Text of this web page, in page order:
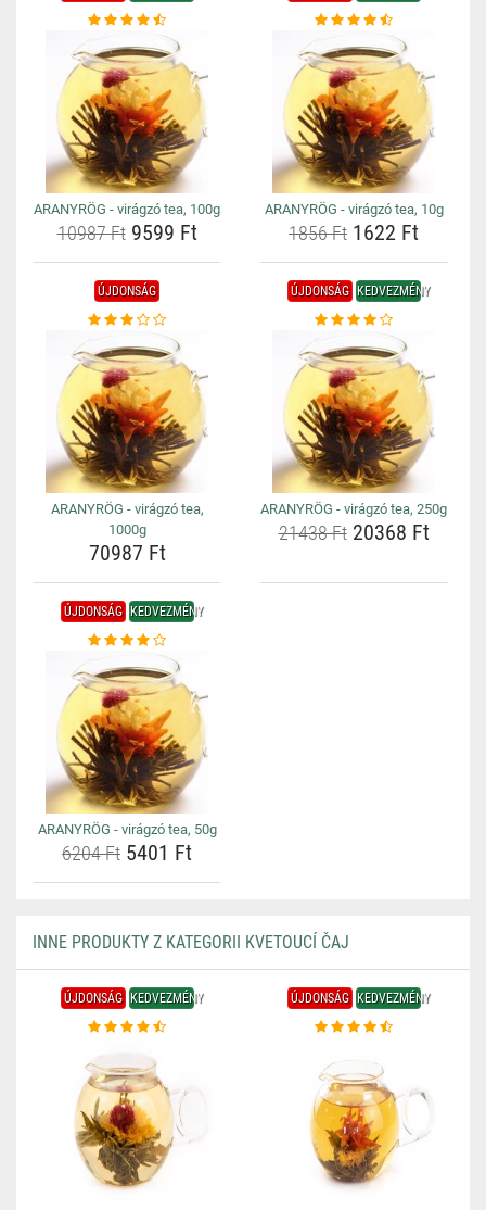
ARANYRÖG - virágzó tea, 100g
10987 Ft9599 Ft
ARANYRÖG - virágzó tea, 10g
1856 Ft 1622 Ft
ÚJDONSÁG
ARANYRÖG - virágzó tea,
1000g
70987 Ft
ÚJDONSÁG KEDVEZMÉNY
ARANYRÖG - virágzó tea, 250g
21438 Ft20368 Ft
ÚJDONSÁG KEDVEZMÉNY
ARANYRÖG - virágzó tea, 50g
6204 Ft 5401 Ft
INNE PRODUKTY Z KATEGORII KVETOUCÍ ČAJ
ÚJDONSÁG KEDVEZMÉNY ÚJDONSÁG KEDVEZMÉNY